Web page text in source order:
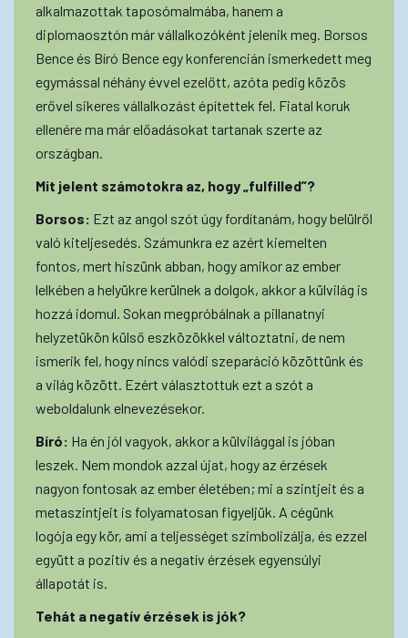
alkalmazottak taposómalmába, hanem a
diplomaosztón már vállalkozóként jelenik meg. Borsos
Bence és Bíró Bence egy konferencián ismerkedett meg
egymással néhány évvel ezelőtt, azóta pedig közös
erővel sikeres vállalkozást építettek fel. Fiatal koruk
ellenére ma már előadásokat tartanak szerte az
országban.
Mit jelent számotokra az, hogy „fulfilled”?
Borsos: Ezt az angol szót úgy fordítanám, hogy belülről
való kiteljesedés. Számunkra ez azért kiemelten
fontos, mert hiszünk abban, hogy amikor az ember
lelkében a helyükre kerülnek a dolgok, akkor a külvilág is
hozzá idomul. Sokan megpróbálnak a pillanatnyi
helyzetükön külső eszközökkel változtatni, de nem
ismerik fel, hogy nincs valódi szeparáció közöttünk és
a világ között. Ezért választottuk ezt a szót a
weboldalunk elnevezésekor.
Bíró: Ha én jól vagyok, akkor a külvilággal is jóban
leszek. Nem mondok azzal újat, hogy az érzések
nagyon fontosak az ember életében; mi a szintjeit és a
metaszintjeit is folyamatosan figyeljük. A cégünk
logója egy kör, ami a teljességet szimbolizálja, és ezzel
együtt a pozitív és a negatív érzések egyensúlyi
állapotát is.
Tehát a negatív érzések is jók?